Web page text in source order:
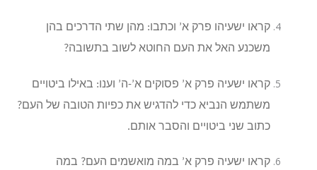
קראו ישעיהו פרק א’ וכתבו: מהן שתי הדרכים בהן
משכנע האל את העם החוטא לשוב בתשובה?
קראו ישעיה פרק א’ פסוקים א’-ה’ וענו: באילו ביטויים
משתמש הנביא כדי להדגיש את כפיות הטובה של העם?
כתוב שני ביטויים והסבר אותם.
קראו ישעיה פרק א’ במה מואשמים העם? במה